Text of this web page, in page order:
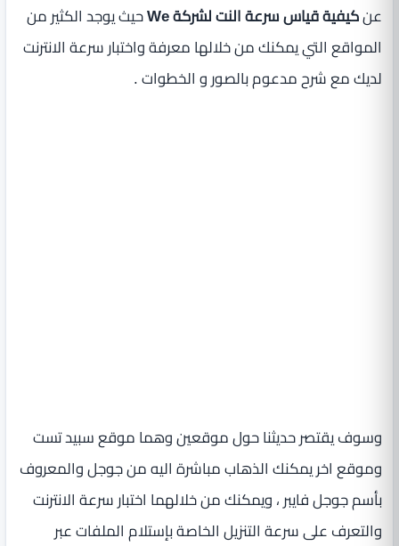
عنكيفية قياس سرعة النت لشركة We
حيث يوجد الكثير من
المواقع التي يمكنك من خلالها معرفة واختبار سرعة الانترنت
لديك مع شرح مدعوم بالصور و الخطوات .
وسوف يقتصر حديثنا حول موقعين وهما موقع سبيد تست
وموقع اخر يمكنك الذهاب مباشرة اليه من جوجل والمعروف
بأسم جوجل فايبر ، ويمكنك من خلالهما اختبار سرعة الانترنت
والتعرف على سرعة التنزيل الخاصة بإستلام الملفات عبر